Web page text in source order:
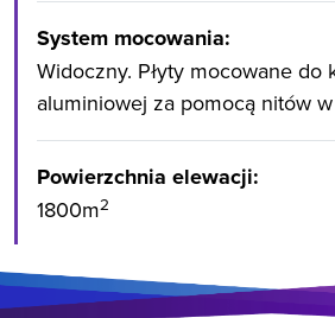
System mocowania:
Widoczny. Płyty mocowane do
aluminiowej za pomocą nitów
Powierzchnia elewacji:
1800m2